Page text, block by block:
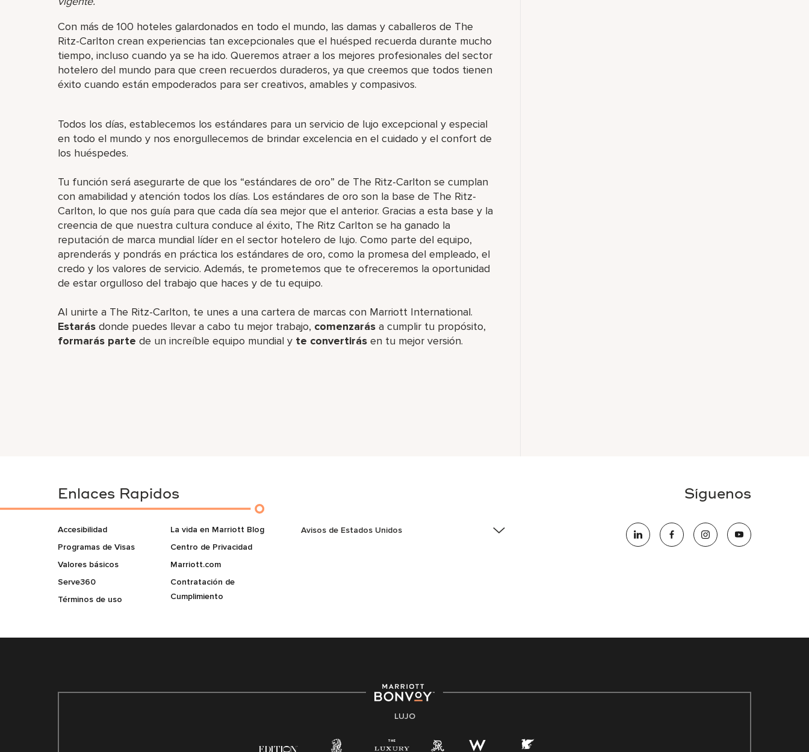
Con más de 100 hoteles galardonados en todo el mundo, las damas y caballeros de The
Ritz-Carlton crean experiencias tan excepcionales que el huésped recuerda durante mucho
tiempo, incluso cuando ya se ha ido. Queremos atraer a los mejores profesionales del sector
hotelero del mundo para que creen recuerdos duraderos, ya que creemos que todos tienen
éxito cuando están empoderados para ser creativos, amables y compasivos.
Todos los días, establecemos los estándares para un servicio de lujo excepcional y especial
en todo el mundo y nos enorgullecemos de brindar excelencia en el cuidado y el confort de
los huéspedes.
Tu función será asegurarte de que los “estándares de oro” de The Ritz-Carlton se cumplan
con amabilidad y atención todos los días. Los estándares de oro son la base de The Ritz-
Carlton, lo que nos guía para que cada día sea mejor que el anterior. Gracias a esta base y la
creencia de que nuestra cultura conduce al éxito, The Ritz Carlton se ha ganado la
reputación de marca mundial líder en el sector hotelero de lujo. Como parte del equipo,
aprenderás y pondrás en práctica los estándares de oro, como la promesa del empleado, el
credo y los valores de servicio. Además, te prometemos que te ofreceremos la oportunidad
de estar orgulloso del trabajo que haces y de tu equipo.
Al unirte a The Ritz-Carlton, te unes a una cartera de marcas con Marriott International.
Estarás donde puedes llevar a cabo tu mejor trabajo, comenzarás a cumplir tu propósito,
formarás parte de un increíble equipo mundial y te convertirás en tu mejor versión.
Enlaces Rapidos
Accesibilidad
Programas de Visas
Valores básicos
Serve360
Términos de uso
La vida en Marriott Blog
Centro de Privacidad
Marriott.com
Contratación de
Cumplimiento
Avisos de Estados Unidos
motivos de discapacidad, condición de veterano o
cualquier otra base protegida por leyes federales,
E-Verify Inglés/Español
Síguenos
LUJO